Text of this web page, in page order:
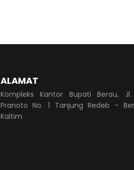
ALAMAT
Kompleks Kantor Bupati Berau, Jl.
Pranoto No. 1 Tanjung Redeb -
Kaltim